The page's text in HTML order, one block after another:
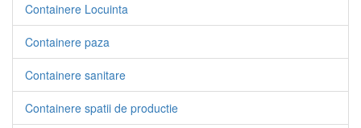
Containere Locuinta
Containere paza
Containere sanitare
Containere spatii de productie